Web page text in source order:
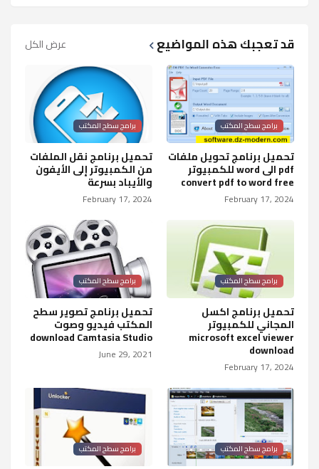
قد تعجبك هذه المواضيع عرض الكل
برامج سطح المكتب
تحميل برنامج تحويل ملفات
pdf الى word للكمبيوتر
convert pdf to word free
February 17, 2024
برامج سطح المكتب
تحميل برنامج نقل الملفات
من الكمبيوتر إلى الأيفون
والأيباد بسرعة
February 17, 2024
برامج سطح المكتب
تحميل برنامج اكسل
المجاني للكمبيوتر
microsoft excel viewer
download
February 17, 2024
برامج سطح المكتب
تحميل برنامج تصوير سطح
المكتب فيديو وصوت
download Camtasia Studio
June 29, 2021
برامج سطح المكتب برامج سطح المكتب